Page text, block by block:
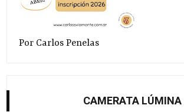
Por Carlos Penelas
CAMERATA LÚMINA